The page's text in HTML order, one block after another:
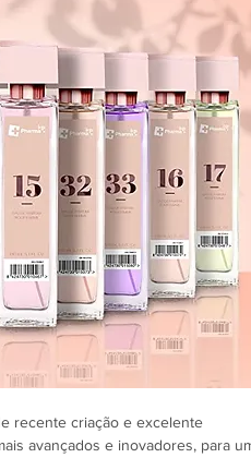
recente criação e excelente
avançados e inovadores, para